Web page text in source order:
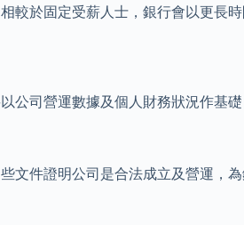
較於固定受薪人士，銀行會以更長
公司營運數據及個人財務狀況作基
文件證明公司是合法成立及營運，